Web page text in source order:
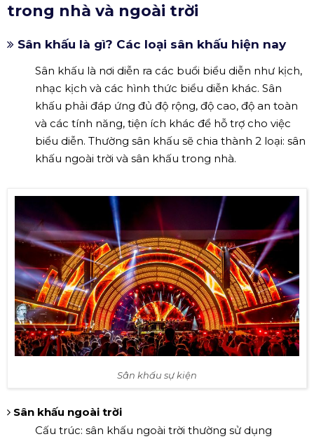
trong nhà và ngoài trời
Sân khấu là gì? Các loại sân khấu hiện nay
Sân khấu là nơi diễn ra các buổi biểu diễn như kịch,
nhạc kịch và các hình thức biểu diễn khác. Sân
khấu phải đáp ứng đủ độ rộng, độ cao, độ an toàn
và các tính năng, tiện ích khác để hỗ trợ cho việc
biểu diễn. Thường sân khấu sẽ chia thành 2 loại: sân
khấu ngoài trời và sân khấu trong nhà.
Sân khấu sự kiện
Sân khấu ngoài trời
Cấu trúc: sân khấu ngoài trời thường sử dụng